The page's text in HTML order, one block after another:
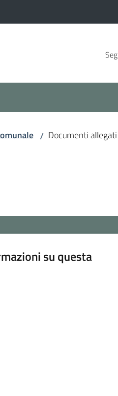
/ Documenti allegati
su questa